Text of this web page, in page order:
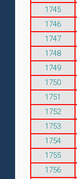
1745
1746
1747
1748
1749
1750
1751
1752
1753
1754
1755
1756